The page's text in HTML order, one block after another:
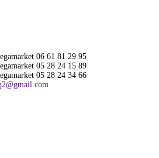
06 61 81 29 95
05 28 24 15 89
05 28 24 34 66